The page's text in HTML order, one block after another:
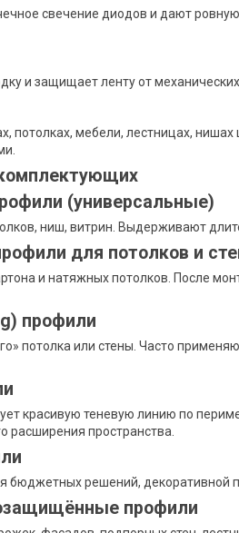
свечение диодов и дают
и защищает ленту от
потолках, мебели, лестницах,
(универсальные)
ниш, витрин. Выдерживают
для потолков и
и натяжных потолков. После
профили
потолка или стены. Часто
красивую теневую линию по
расширения пространства.
бюджетных решений, декоративной
профили